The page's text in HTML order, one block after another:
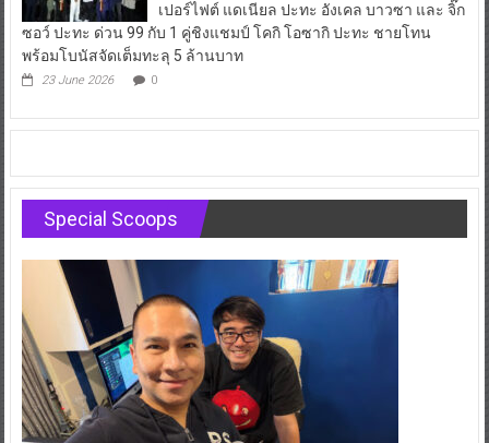
เปอร์ไฟต์ แดเนียล ปะทะ อังเคล บาวซา และ จิ๊ก
ซอว์ ปะทะ ด่วน 99 กับ 1 คู่ชิงแชมป์ โคกิ โอซากิ ปะทะ ชายโทน
พร้อมโบนัสจัดเต็มทะลุ 5 ล้านบาท
23 June 2026 0
Special Scoops